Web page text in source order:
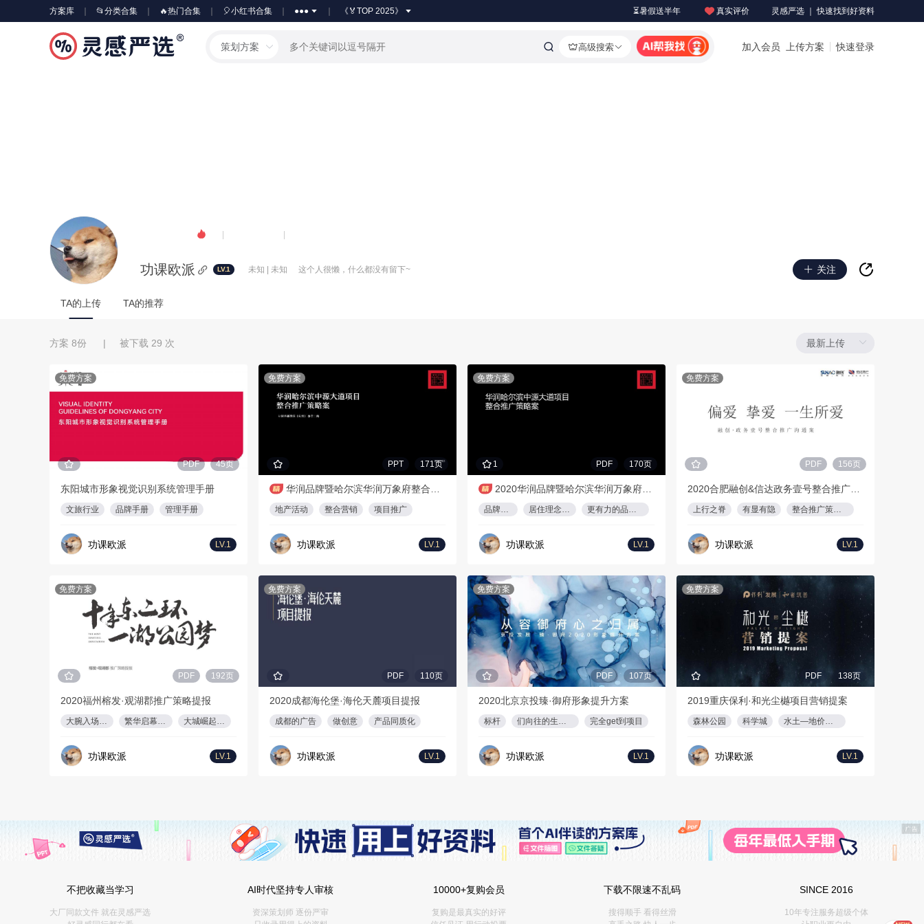
方案库 📂分类合集 🔥热门合集 🎈小红书合集 ●●● 《🏅TOP 2025》 ⏳暑假送半年 真实评价 灵感严选 ｜ 快速找到好资料
策划方案 高级搜索 加入会员 上传方案 快速登录
功课欧派 LV.1 未知 | 未知 这个人很懒，什么都没有留下~ 关注
TA的上传 TA的推荐
方案 8份 | 被下载 29 次
免费方案
PDF 45页
东阳城市形象视觉识别系统管理手册
文旅行业 品牌手册 管理手册
功课欧派 LV.1
免费方案
PPT 171页
华润品牌暨哈尔滨华润万象府整合推广案（中标）
地产活动 整合营销 项目推广
功课欧派 LV.1
免费方案
1 PDF 170页
2020华润品牌暨哈尔滨华润万象府整合推广方案
品牌升级 居住理念迭代 更有力的品牌增值
功课欧派 LV.1
免费方案
PDF 156页
2020合肥融创&信达政务壹号整合推广策略案
上行之脊 有显有隐 整合推广策略案
功课欧派 LV.1
免费方案
PDF 192页
2020福州榕发·观湖郡推广策略提报
功课欧派 LV.1
免费方案
PDF 110页
2020成都海伦堡·海伦天麓项目提报
成都的广告 做创意 产品同质化
功课欧派 LV.1
免费方案
PDF 107页
2020北京京投臻·御府形象提升方案
标杆 完全get到项目
功课欧派 LV.1
免费方案
PDF 138页
2019重庆保利·和光尘樾项目营销提案
森林公园 科学城
功课欧派 LV.1
不把收藏当学习
大厂同款文件 就在灵感严选
AI时代坚持专人审核
资深策划师 逐份严审
10000+复购会员
复购是最真实的好评
下载不限速不乱码
搜得顺手 看得丝滑
SINCE 2016
10年专注服务超级个体